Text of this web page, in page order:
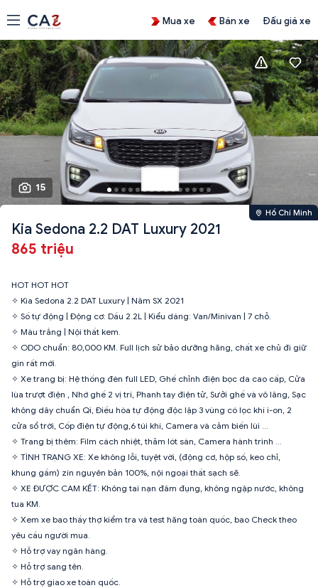
Mua xe Bán xe Đấu giá xe
15
Hồ Chí Minh
Kia Sedona 2.2 DAT Luxury 2021
865 triệu
HOT HOT HOT
✧ Kia Sedona 2.2 DAT Luxury | Năm SX 2021
✧ Số tự động | Động cơ: Dầu 2.2L | Kiểu dáng: Van/Minivan | 7 chỗ.
✧ Màu trắng | Nội thất kem.
✧ ODO chuẩn: 80,000 KM. Full lịch sử bảo dưỡng hãng, chất xe chủ đi giữ
gìn rất mới.
✧ Xe trang bị: Hệ thống đèn full LED, Ghế chỉnh điện bọc da cao cấp, Cửa
lùa trượt điện , Nhớ ghế 2 vị trí, Phanh tay điện tử, Sưởi ghế và vô lăng, Sạc
không dây chuẩn Qi, Điều hòa tự động độc lập 3 vùng có lọc khí i-on, 2
cửa sổ trời, Cốp điện tự động,6 túi khí, Camera và cảm biến lùi ...
✧ Trang bị thêm: Film cách nhiệt, thảm lót sàn, Camera hành trình ...
✧ TÌNH TRẠNG XE: Xe không lỗi, tuyệt vời, (động cơ, hộp số, keo chỉ,
khung gầm) zin nguyên bản 100%, nội ngoại thất sạch sẽ.
✧ XE ĐƯỢC CAM KẾT: Không tai nạn đâm đụng, không ngập nước, không
tua KM.
✧ Xem xe bao thầy thợ kiểm tra và test hãng toàn quốc, bao Check theo
yêu cầu người mua.
✧ Hỗ trợ vay ngân hàng.
✧ Hỗ trợ sang tên.
✧ Hỗ trợ giao xe toàn quốc.